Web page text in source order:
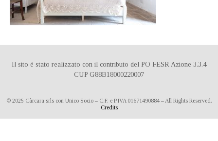
Il sito è stato realizzato con il contributo del PO FESR Azione 3.3.4
CUP G88B18000220007
© 2025 Càrcara srls con Unico Socio – C.F. e P.IVA 01671490884 – All Rights Reserved.
Credits